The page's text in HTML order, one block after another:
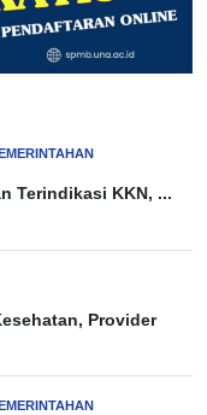
Terindikasi KKN, ...
Provider